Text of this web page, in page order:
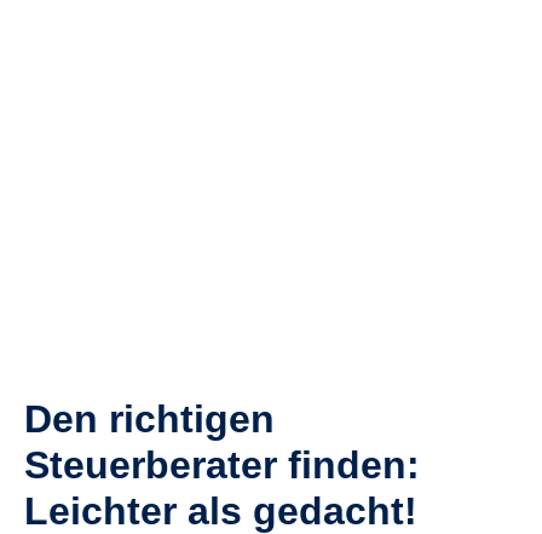
Den richtigen
Steuerberater finden:
Leichter als gedacht!